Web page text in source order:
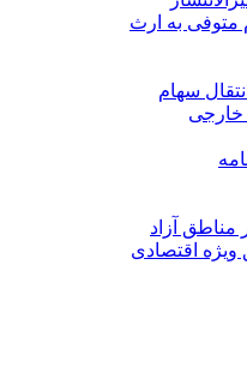
متوفی به ارث
سهام
خارجی
آزاد
ویژه اقتصادی